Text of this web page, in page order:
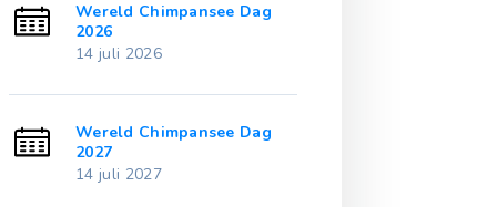
Wereld Chimpansee Dag
2026
14 juli 2026
Wereld Chimpansee Dag
2027
14 juli 2027